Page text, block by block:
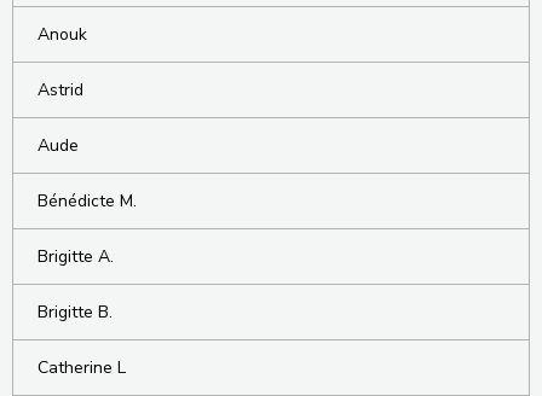
Anouk
Astrid
Aude
Bénédicte M.
Brigitte A.
Brigitte B.
Catherine L